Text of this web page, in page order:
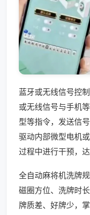
蓝牙或无线信号控
或无线信号与手机
型等指令，发送信
驱动内部微型电机
过程中进行干预，达
全自动麻将机洗牌
磁圈方位、洗牌时
牌质差、好牌少，